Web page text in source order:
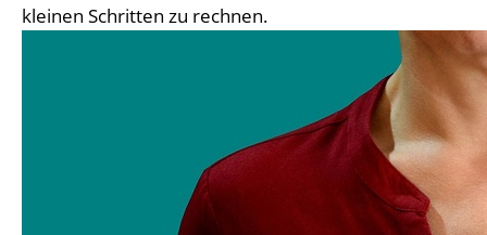
kleinen Schritten zu rechnen.